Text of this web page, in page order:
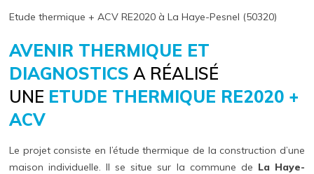
Etude thermique + ACV RE2020 à La Haye-Pesnel (50320)
AVENIR THERMIQUE ET
DIAGNOSTICS A RÉALISÉ
UNE ETUDE THERMIQUE RE2020 +
ACV
Le projet consiste en l’étude thermique de la construction d’une
maison individuelle. Il se situe sur la commune de La Haye-